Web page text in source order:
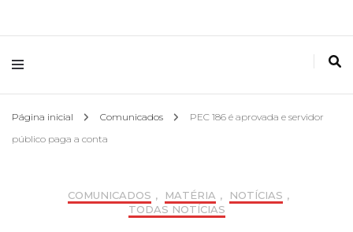
Página inicial Comunicados
PEC 186 é aprovada e servidor
público paga a conta
COMUNICADOS , MATÉRIA , NOTÍCIAS ,
TODAS NOTÍCIAS